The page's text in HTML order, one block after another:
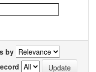
by